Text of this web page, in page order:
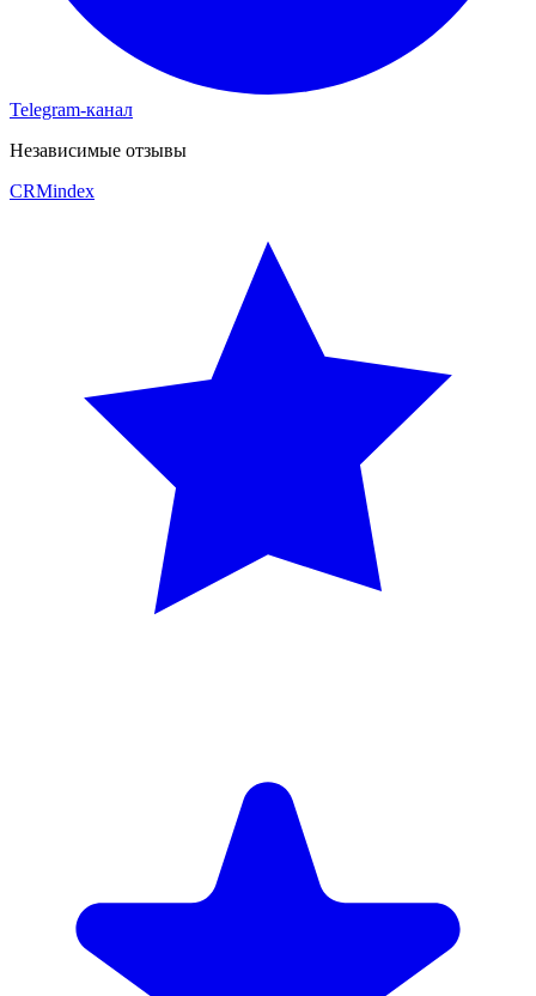
Telegram-канал
Независимые отзывы
CRMindex